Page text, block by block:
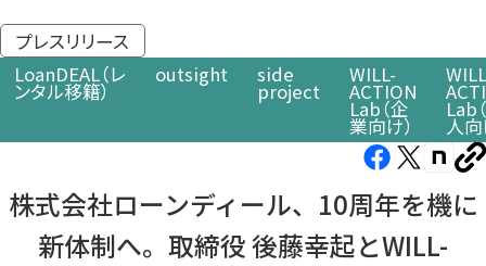
プレスリリース
LoanDEAL（レ
ンタル移籍）
outsight side
project
WILL-
ACTION
Lab（企
業向け）
Lab
人向
Facebook（新
い
タ
X（新
い
タ
note（新
い
タ
コ
株式会社ローンディール、10周年を機に
新体制へ。取締役 後藤幸起とWILL-